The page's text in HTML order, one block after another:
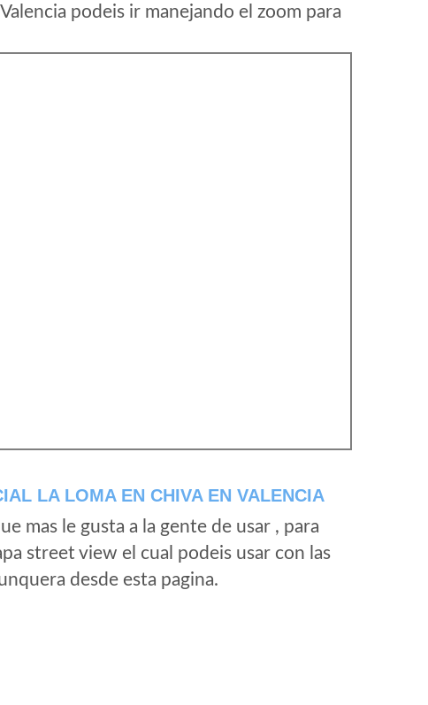
podeis ir manejando el zoom para
LA LOMA EN CHIVA EN VALENCIA
mas le gusta a la gente de usar , para
street view el cual podeis usar con las
desde esta pagina.